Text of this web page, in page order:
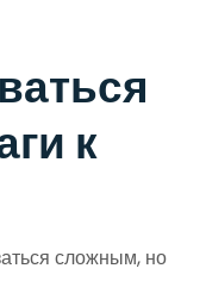
к
сложным, но